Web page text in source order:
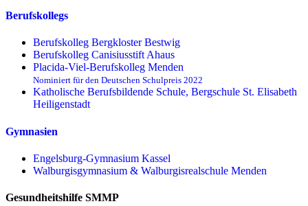
Berufskollegs
Berufskolleg Bergkloster Bestwig
Berufskolleg Canisiusstift Ahaus
Placida-Viel-Berufskolleg Menden
Nominiert für den Deutschen Schulpreis 2022
Katholische Berufsbildende Schule, Bergschule St. Elisabeth
Heiligenstadt
Gymnasien
Engelsburg-Gymnasium Kassel
Walburgisgymnasium & Walburgisrealschule Menden
Gesundheitshilfe SMMP